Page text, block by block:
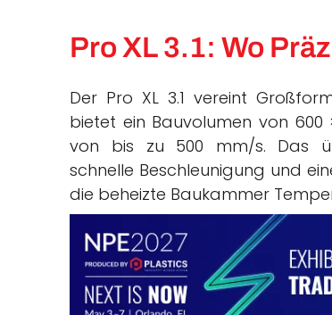
Pro XL 3.1:Wo
Der Pro XL 3.1 vereint
bietet ein Bauvolumen von
von bis zu 500 mm/s. Das
schnelle Beschleunigung und
die beheizte Baukammer